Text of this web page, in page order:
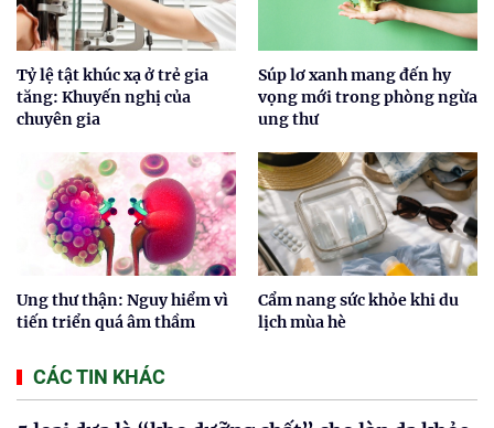
Tỷ lệ tật khúc xạ ở trẻ gia
tăng: Khuyến nghị của
chuyên gia
Súp lơ xanh mang đến hy
vọng mới trong phòng ngừa
ung thư
Ung thư thận: Nguy hiểm vì
tiến triển quá âm thầm
Cẩm nang sức khỏe khi du
lịch mùa hè
CÁC TIN KHÁC